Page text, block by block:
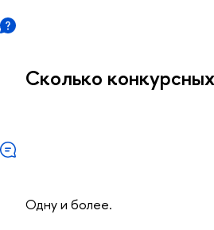
Сколько
Одну и более.